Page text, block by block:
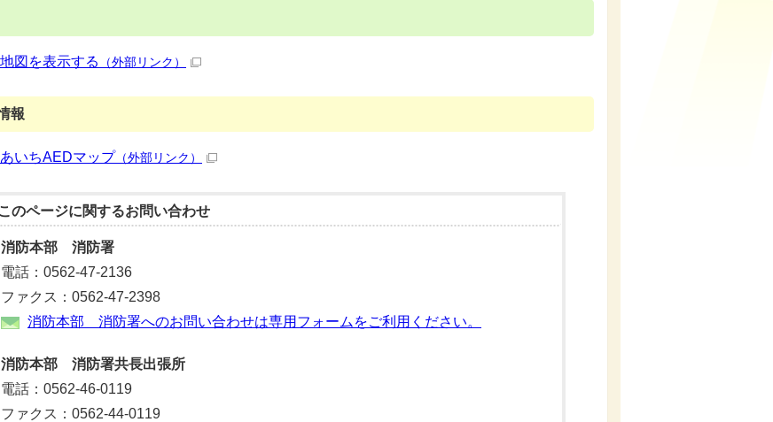
地図を表示する （外部リンク）
報
あいちAEDマップ （外部リンク）
このページに関するお問い合わせ
消防本部 消防署
電話：0562-47-2136
ファクス：0562-47-2398
消防本部 消防署へのお問い合わせは専用フォームをご利用ください。
消防本部 消防署共長出張所
電話：0562-46-0119
ファクス：0562-44-0119